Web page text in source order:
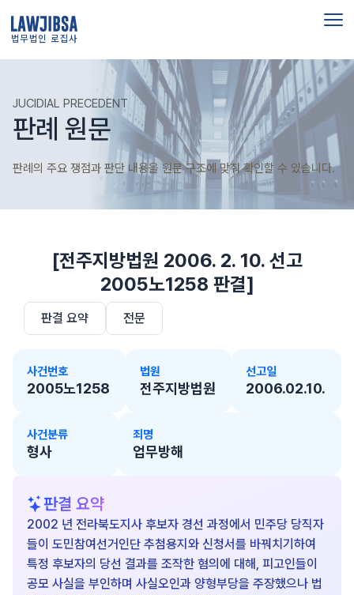
법무법인 로집사
JUCIDIAL PRECEDENT
판례 원문
판례의 주요 쟁점과 판단 내용을 원문 구조에 맞춰 확인할 수 있습니다.
[전주지방법원 2006. 2. 10. 선고
2005노1258 판결]
판결 요약 전문
사건번호
2005노1258
법원
전주지방법원
선고일
2006.02.10.
사건분류
형사
죄명
업무방해
판결 요약
2002 년 전라북도지사 후보자 경선 과정에서 민주당 당직자
들이 도민참여선거인단 추첨용지와 신청서를 바꿔치기하여
특정 후보자의 당선 결과를 조작한 혐의에 대해, 피고인들이
공모 사실을 부인하며 사실오인과 양형부당을 주장했으나 법